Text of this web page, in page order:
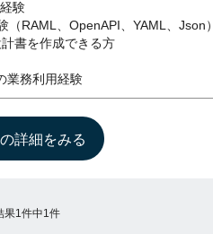
験
（RAML、OpenAPI、YAML、Json）
書を作成できる方
業務利用経験
詳細をみる
果1件中1件